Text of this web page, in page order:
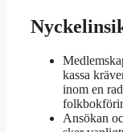
kassa
inom en
Ansökan